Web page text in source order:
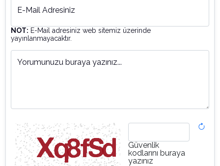
E-Mail Adresiniz
NOT: E-Mail adresiniz web sitemiz üzerinde
yayınlanmayacaktır.
Yorumunuzu buraya yazınız...
Güvenlik
kodlarını buraya
yazınız